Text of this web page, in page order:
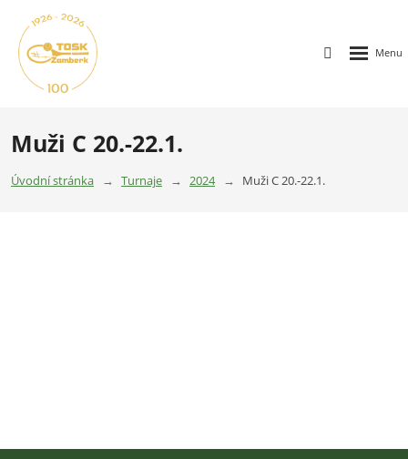
Muži C 20.-22.1.
Úvodní stránka Turnaje 2024 Muži C 20.-22.1.